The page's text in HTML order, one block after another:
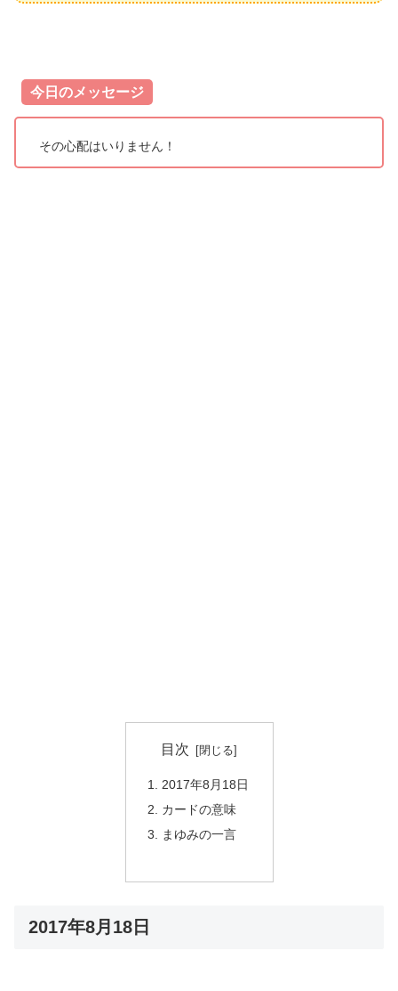
今日のメッセージ
その心配はいりません！
目次
2017年8月18日
カードの意味
まゆみの一言
2017年8月18日